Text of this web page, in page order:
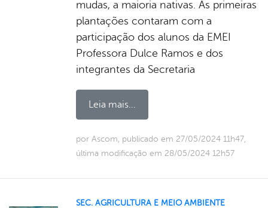
mudas, a maioria nativas. As primeiras
plantações contaram com a
participação dos alunos da EMEI
Professora Dulce Ramos e dos
integrantes da Secretaria
Leia mais...
por Ascom, publicado em 27/05/2024 11h47,
última modificação em 28/05/2024 12h57
SEC. AGRICULTURA E MEIO AMBIENTE